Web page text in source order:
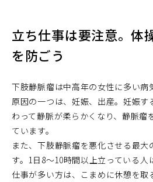
立ち仕事は要注意。体
を防ごう
下肢静脈瘤は中高年の女性に多い病
原因の一つは、妊娠、出産。妊娠す
わって静脈が柔らかくなり、静脈瘤
ています。
また、下肢静脈瘤を悪化させる最
す。1日8～10時間以上立っている人
仕事が多い方は、こまめに休憩を取